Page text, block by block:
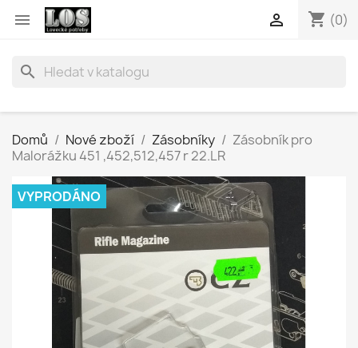
 shopping_cart (0)

search
Domů Nové zboží Zásobníky
Zásobník pro
Malorážku 451 ,452,512,457 r 22.LR
VYPRODÁNO